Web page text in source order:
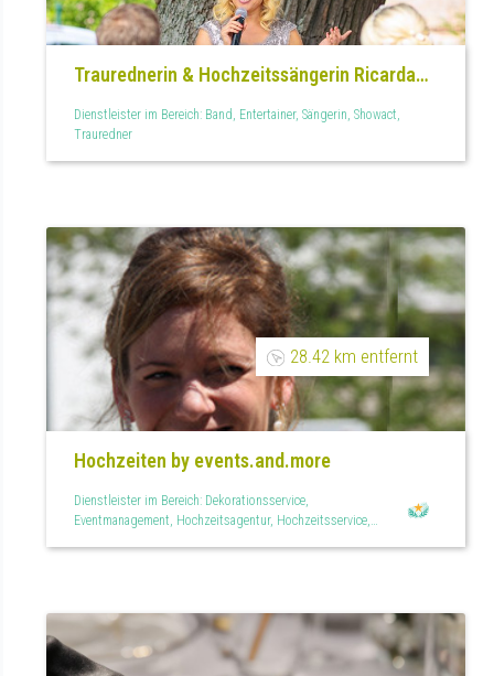
Traurednerin & Hochzeitssängerin Ricarda
Ulm
Dienstleister im Bereich: Band, Entertainer, Sängerin, Showact,
Trauredner
28.42 km entfernt
Hochzeiten by events.and.more
Dienstleister im Bereich: Dekorationsservice,
Eventmanagement, Hochzeitsagentur, Hochzeitsservice,